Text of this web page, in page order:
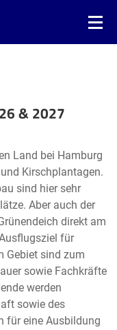
& 2027
OpenStreetMap2
Land bei Hamburg
Kirschplantagen.
sind hier sehr
Aber auch der
direkt am
für
Gebiet sind zum
sowie Fachkräfte
werden
sowie des
für eine Ausbildung